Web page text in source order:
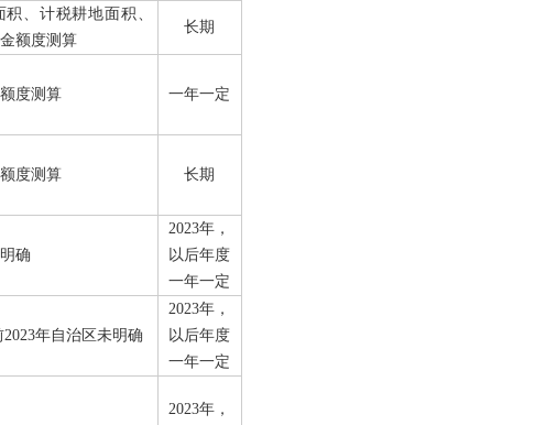
、计税耕地面积、
额度测算
长期
度测算 一年一定
度测算 长期
确
2023年，
以后年度
一年一定
2023年自治区未明确
2023年，
以后年度
一年一定
2023年 ，